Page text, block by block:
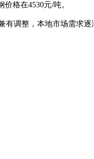
格在4530元/吨。
调整，本地市场需求